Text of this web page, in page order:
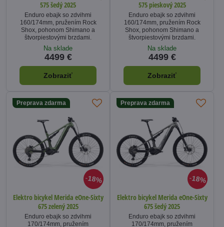
575 šedý 2025
Enduro ebajk so zdvihmi
160/174mm, pružením Rock
Shox, pohonom Shimano a
štvorpiestovými brzdami.
Na sklade
4499 €
Zobraziť
575 pieskový 2025
Enduro ebajk so zdvihmi
160/174mm, pružením Rock
Shox, pohonom Shimano a
štvorpiestovými brzdami.
Na sklade
4499 €
Zobraziť
18%
Preprava zdarma
Elektro bicykel Merida eOne-Sixty
675 zelený 2025
Enduro ebajk so zdvihmi
170/174mm, pružením
18%
Preprava zdarma
Elektro bicykel Merida eOne-Sixty
675 šedý 2025
Enduro ebajk so zdvihmi
170/174mm, pružením